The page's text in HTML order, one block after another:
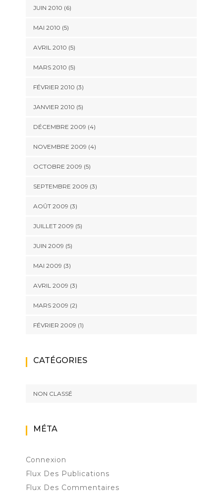
JUIN 2010 (6)
MAI 2010 (5)
AVRIL 2010 (5)
MARS 2010 (5)
FÉVRIER 2010 (3)
JANVIER 2010 (5)
DÉCEMBRE 2009 (4)
NOVEMBRE 2009 (4)
OCTOBRE 2009 (5)
SEPTEMBRE 2009 (3)
AOÛT 2009 (3)
JUILLET 2009 (5)
JUIN 2009 (5)
MAI 2009 (3)
AVRIL 2009 (3)
MARS 2009 (2)
FÉVRIER 2009 (1)
CATÉGORIES
NON CLASSÉ
MÉTA
Connexion
Flux Des Publications
Flux Des Commentaires